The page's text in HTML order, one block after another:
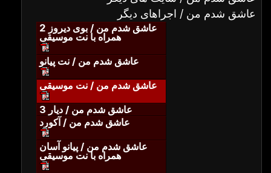
عاشق شدم من / اجراهای دیگر
عاشق شدم من / بوی دیروز 2
همراه با نت موسیقی
عاشق شدم من / نت پیانو
عاشق شدم من / نت موسیقی
عاشق شدم من / دیار 3
عاشق شدم من / آکورد
عاشق شدم من / پیانو آسان
همراه با نت موسیقی